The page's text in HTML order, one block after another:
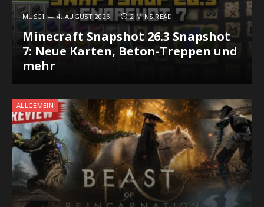
MUSC1 4. AUGUST 2026 2 MINS READ
Minecraft Snapshot 26.3 Snapshot
7: Neue Karten, Beton-Treppen und
mehr
ALLGEMEIN